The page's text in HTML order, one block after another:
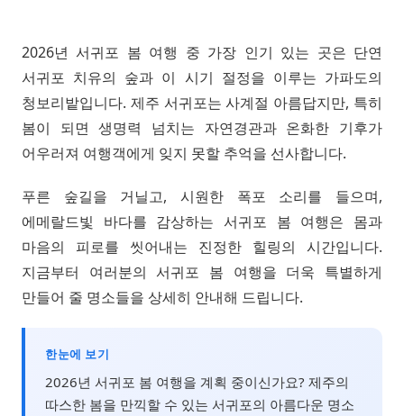
2026년 서귀포 봄 여행 중 가장 인기 있는 곳은 단연
서귀포 치유의 숲과 이 시기 절정을 이루는 가파도의
청보리밭입니다. 제주 서귀포는 사계절 아름답지만, 특히
봄이 되면 생명력 넘치는 자연경관과 온화한 기후가
어우러져 여행객에게 잊지 못할 추억을 선사합니다.
푸른 숲길을 거닐고, 시원한 폭포 소리를 들으며,
에메랄드빛 바다를 감상하는 서귀포 봄 여행은 몸과
마음의 피로를 씻어내는 진정한 힐링의 시간입니다.
지금부터 여러분의 서귀포 봄 여행을 더욱 특별하게
만들어 줄 명소들을 상세히 안내해 드립니다.
한눈에 보기
2026년 서귀포 봄 여행을 계획 중이신가요? 제주의
따스한 봄을 만끽할 수 있는 서귀포의 아름다운 명소